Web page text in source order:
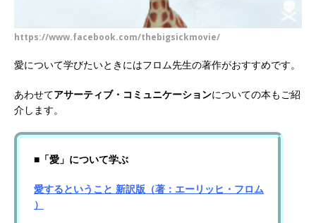
https://www.facebook.com/thebigsickmovie/
愛について学びたいときにはフロム先生の著作がおすすめです。
あわせてアサーティブ・コミュニケーションについての本もご紹
介します。
■「愛」について学ぶ
愛するということ 新訳版（著：エーリッヒ・フロム
）